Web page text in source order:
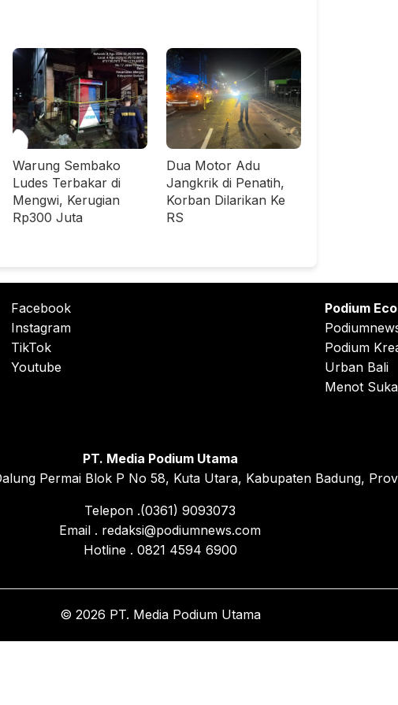
Warung Sembako
Ludes Terbakar di
Mengwi, Kerugian
Rp300 Juta
Dua Motor Adu
Jangkrik di Penatih,
Korban Dilarikan Ke
RS
Facebook
Instagram
TikTok
Youtube
Podium
Podium
Urban Bali
Menot
PT. Media Podium Utama
Permai Blok P No 58, Kuta Utara, Kabupaten Badung,
Telepon .(0361) 9093073
Email . redaksi@podiumnews.com
Hotline . 0821 4594 6900
© 2026 PT. Media Podium Utama